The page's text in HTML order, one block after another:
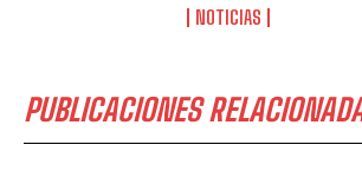
NOTICIAS
PUBLICACIONES